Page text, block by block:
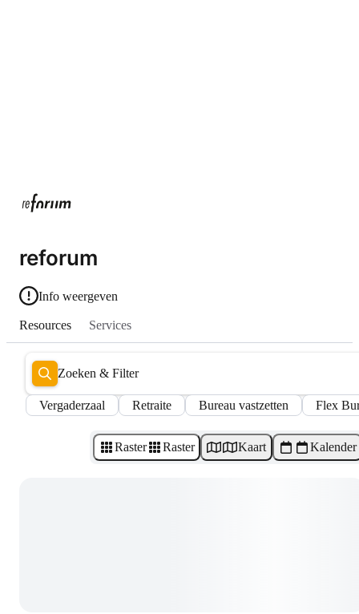
reforum
Info weergeven
Resources Services
Zoeken & Filter
Vergaderzaal Retraite Bureau vastzetten Flex
Raster Raster Kaart Kalender